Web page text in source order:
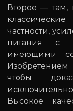
Второе — там,
частности,
питания с
имеющими
чтобы
Высокое